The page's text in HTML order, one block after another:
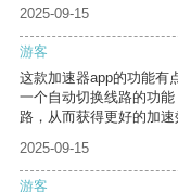
2025-09-15
游客
这款加速器app的功能有
一个自动切换线路的功
路，从而获得更好的加速
2025-09-15
游客